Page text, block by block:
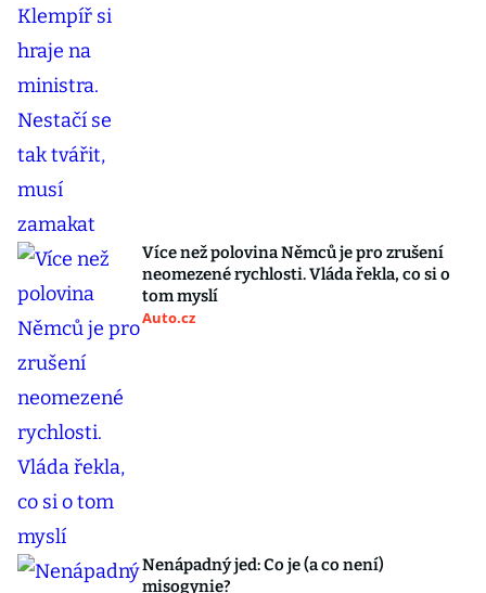
Více než polovina Němců je pro zrušení
neomezené rychlosti. Vláda řekla, co si o
tom myslí
Auto.cz
Nenápadný jed: Co je (a co není)
misogynie?